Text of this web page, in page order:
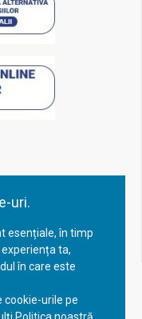
uri.
esențiale, în timp
ta,
în care este
urile pe